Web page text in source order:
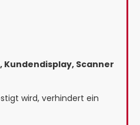
Kundendisplay, Scanner
wird, verhindert ein